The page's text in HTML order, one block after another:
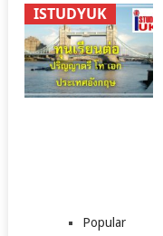
ISTUDYUK
Popular